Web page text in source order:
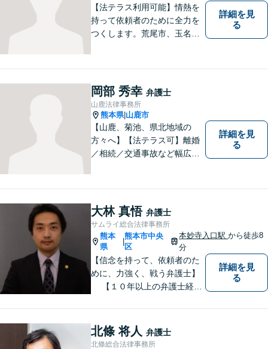
【法テラス利用可能】情熱を
持って依頼者のために全力を
つくします。荒尾市、玉名郡
能。個人、企業どちらの案件
にも対応可能ですのでお気軽
にご相談ください。【幅広い
案件のご相談可能】
詳細を見
る
岡部 秀幸 弁護士
山鹿法律事務所
熊本県| 山鹿市
【山鹿、菊池、県北地域の
方々へ】【法テラス可】離婚
／相続／交通事故など幅広く
そう地域に法的サービスを提
供してまいります。お気軽に
ご相談を！
詳細を見
る
大林 真悟 弁護士
サムライ総合法律事務所
熊本
県
|
熊本市中央
区
本妙寺入口駅から徒歩8
分
【信念を持って、依頼者のた
めに、力強く、戦う弁護士】
【１０年以上の弁護士経
等の男女トラブル、③顧問弁
護の３つの分野に力を注ぐ弁
護士】
詳細を見
る
北條 将人 弁護士
北條総合法律事務所